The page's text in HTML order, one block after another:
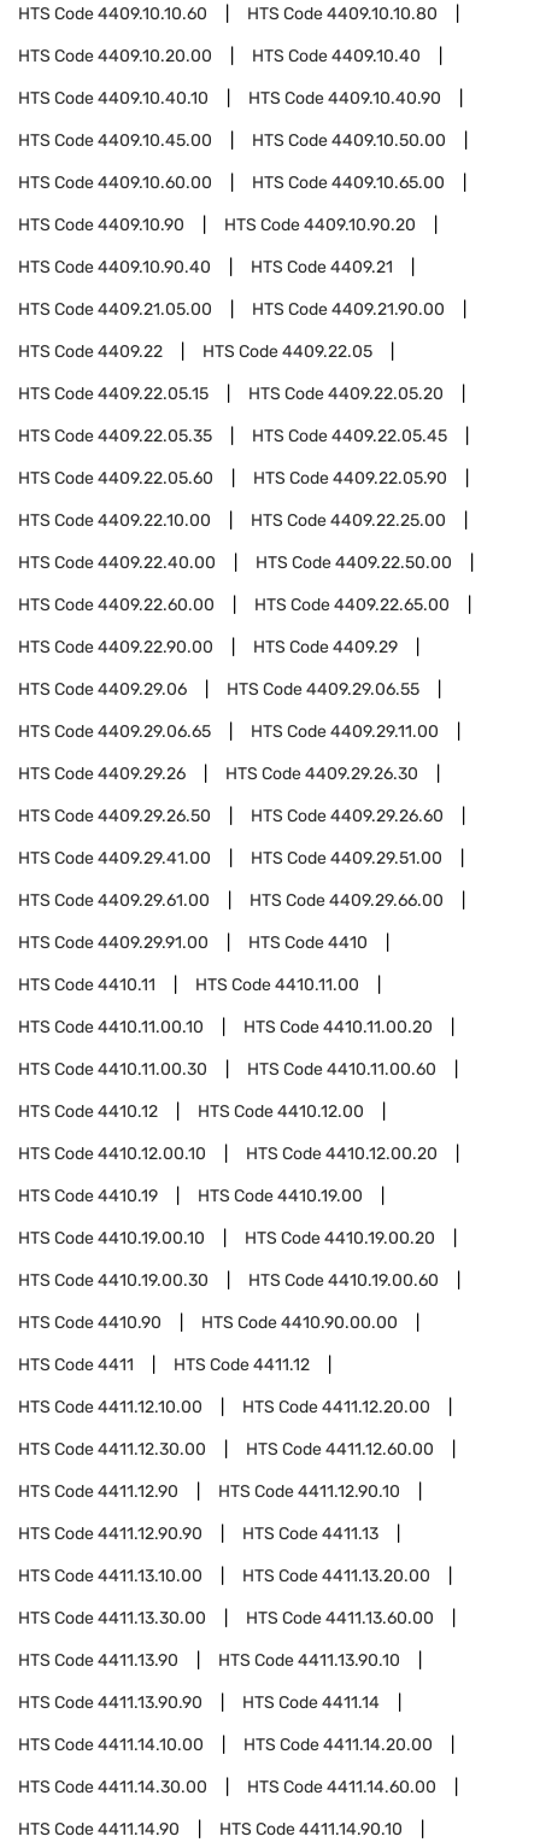
HTS Code4409.10.10.60 HTS Code4409.10.10.80
HTS Code4409.10.20.00 HTS Code4409.10.40
HTS Code4409.10.40.10 HTS Code4409.10.40.90
HTS Code4409.10.45.00 HTS Code4409.10.50.00
HTS Code4409.10.60.00 HTS Code4409.10.65.00
HTS Code4409.10.90 HTS Code4409.10.90.20
HTS Code4409.10.90.40 HTS Code4409.21
HTS Code4409.21.05.00 HTS Code4409.21.90.00
HTS Code4409.22 HTS Code4409.22.05
HTS Code4409.22.05.15 HTS Code4409.22.05.20
HTS Code4409.22.05.35 HTS Code4409.22.05.45
HTS Code4409.22.05.60 HTS Code4409.22.05.90
HTS Code4409.22.10.00 HTS Code4409.22.25.00
HTS Code4409.22.40.00 HTS Code4409.22.50.00
HTS Code4409.22.60.00 HTS Code4409.22.65.00
HTS Code4409.22.90.00 HTS Code4409.29
HTS Code4409.29.06 HTS Code4409.29.06.55
HTS Code4409.29.06.65 HTS Code4409.29.11.00
HTS Code4409.29.26 HTS Code4409.29.26.30
HTS Code4409.29.26.50 HTS Code4409.29.26.60
HTS Code4409.29.41.00 HTS Code4409.29.51.00
HTS Code4409.29.61.00 HTS Code4409.29.66.00
HTS Code4409.29.91.00 HTS Code4410
HTS Code4410.11 HTS Code4410.11.00
HTS Code4410.11.00.10 HTS Code4410.11.00.20
HTS Code4410.11.00.30 HTS Code4410.11.00.60
HTS Code4410.12 HTS Code4410.12.00
HTS Code4410.12.00.10 HTS Code4410.12.00.20
HTS Code4410.19 HTS Code4410.19.00
HTS Code4410.19.00.10 HTS Code4410.19.00.20
HTS Code4410.19.00.30 HTS Code4410.19.00.60
HTS Code4410.90 HTS Code4410.90.00.00
HTS Code4411 HTS Code4411.12
HTS Code4411.12.10.00 HTS Code4411.12.20.00
HTS Code4411.12.30.00 HTS Code4411.12.60.00
HTS Code4411.12.90 HTS Code4411.12.90.10
HTS Code4411.12.90.90 HTS Code4411.13
HTS Code4411.13.10.00 HTS Code4411.13.20.00
HTS Code4411.13.30.00 HTS Code4411.13.60.00
HTS Code4411.13.90 HTS Code4411.13.90.10
HTS Code4411.13.90.90 HTS Code4411.14
HTS Code4411.14.10.00 HTS Code4411.14.20.00
HTS Code4411.14.30.00 HTS Code4411.14.60.00
HTS Code4411.14.90 HTS Code4411.14.90.10